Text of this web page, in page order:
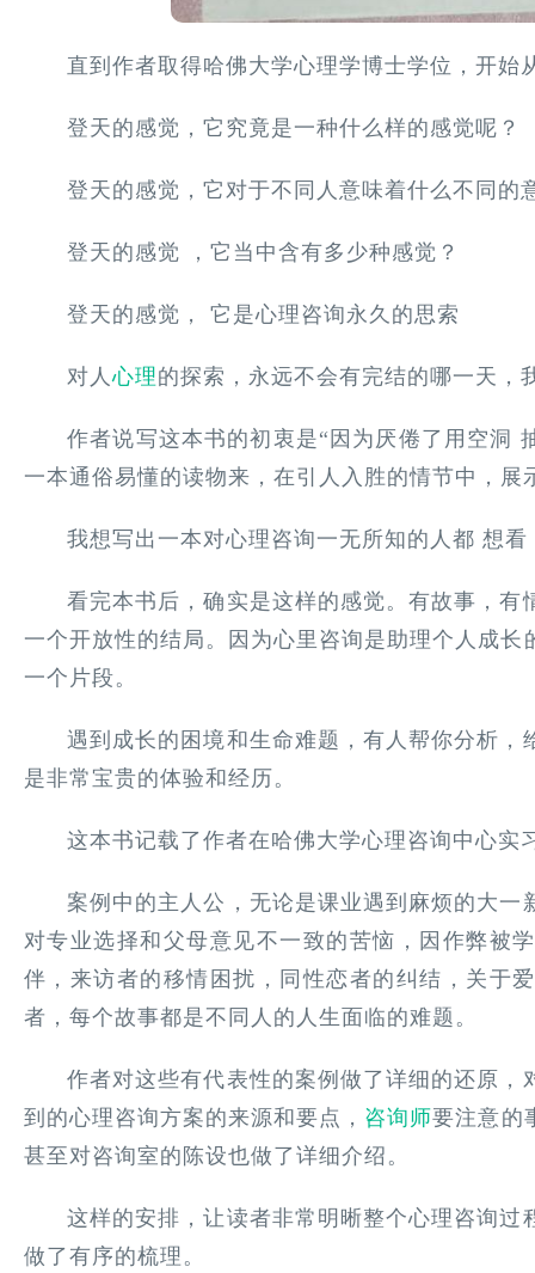
直到作者取得哈佛大学心理学博士学位，开始
登天的感觉，它究竟是一种什么样的感觉呢？
登天的感觉，它对于不同人意味着什么不同的
登天的感觉 ，它当中含有多少种感觉？
登天的感觉， 它是心理咨询永久的思索
对人心理的探索，永远不会有完结的哪一天，
作者说写这本书的初衷是“因为厌倦了用空洞
一本通俗易懂的读物来，在引人入胜的情节中，展
我想写出一本对心理咨询一无所知的人都 想
看完本书后，确实是这样的感觉。有故事，
一个开放性的结局。因为心里咨询是助理个人成
一个片段。
遇到成长的困境和生命难题，有人帮你分析
是非常宝贵的体验和经历。
这本书记载了作者在哈佛大学心理咨询中心实
案例中的主人公，无论是课业遇到麻烦的大
对专业选择和父母意见不一致的苦恼，因作弊被
伴，来访者的移情困扰，同性恋者的纠结，关于
者，每个故事都是不同人的人生面临的难题。
作者对这些有代表性的案例做了详细的还原
到的心理咨询方案的来源和要点， 咨询师要注意的
甚至对咨询室的陈设也做了详细介绍。
这样的安排，让读者非常明晰整个心理咨询
做了有序的梳理。